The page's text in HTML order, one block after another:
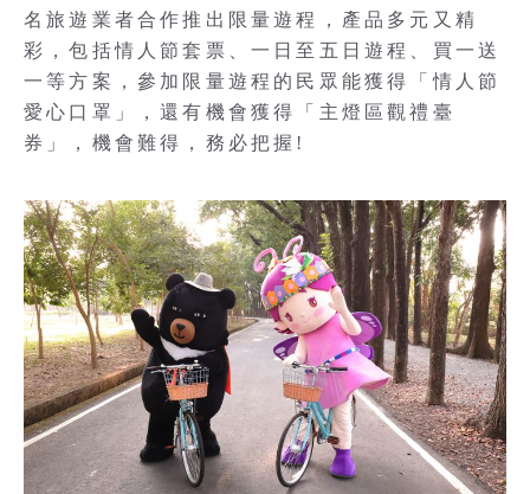
名旅遊業者合作推出限量遊程，產品多元又精
彩，包括情人節套票、一日至五日遊程、買一送
一等方案，參加限量遊程的民眾能獲得「情人節
愛心口罩」，還有機會獲得「主燈區觀禮臺
券」，機會難得，務必把握!